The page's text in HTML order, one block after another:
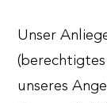
Unser
(berechtigtes
unseres